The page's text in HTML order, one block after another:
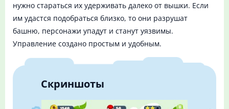
нужно стараться их удерживать далеко от вышки. Если
им удастся подобраться близко, то они разрушат
башню, персонажи упадут и станут уязвимы.
Управление создано простым и удобным.
Скриншоты